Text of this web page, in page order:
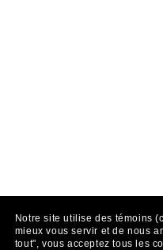
Notre site utilise des témoins
mieux vous servir et de nous
tout", vous acceptez tous les